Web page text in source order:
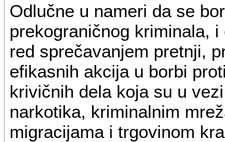
Odlučne u nameri da se
prekograničnog kriminala,
red sprečavanjem pretnji,
efikasnih akcija u borbi
krivičnih dela koja su u
narkotika, kriminalnim
migracijama i trgovinom